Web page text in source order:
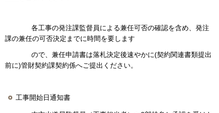
各工事の発注課監督員による兼任可否の確認を含め、発注
課の兼任の可否決定までに時間を要します
ので、兼任申請書は落札決定後速やかに(契約関連書類提出
前に)管財契約課契約係へご提出ください。
工事開始日通知書